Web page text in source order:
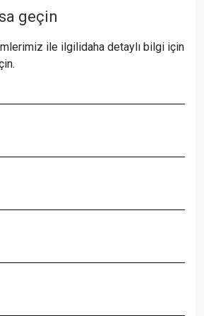
geçin
ile ilgilidaha detaylı bilgi için